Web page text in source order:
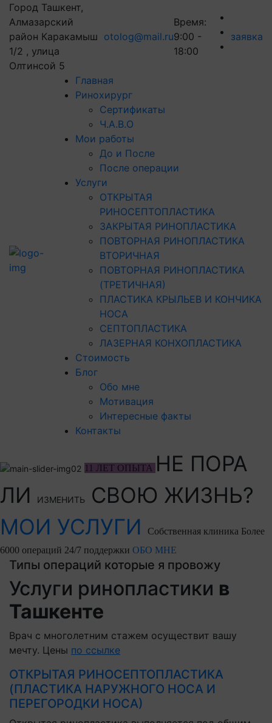
Город Ташкент,
Алмазарский
район Каракамыш
1/2 , улица
Олтинсой 5
otolog@mail.ru
Время:
9:00 -
18:00
заявка
Главная
Ринохирург
Сертификаты
Ч.А.В.О
Мои работы
До и После
После операции
Услуги
ОТКРЫТАЯ
РИНОСЕПТОПЛАСТИКА
ЗАКРЫТАЯ РИНОПЛАСТИКА
ПОВТОРНАЯ РИНОПЛАСТИКА
ВТОРИЧНАЯ
ПОВТОРНАЯ РИНОПЛАСТИКА
(ТРЕТИЧНАЯ)
ПЛАСТИКА КРЫЛЬЕВ И КОНЧИКА
НОСА
СЕПТОПЛАСТИКА
ЛАЗЕРНАЯ КОНХОПЛАСТИКА
Стоимость
Блог
Обо мне
Мотивация
Интересные факты
Контакты
11 ЛЕТ ОПЫТА НЕ ПОРА
ЛИ
ИЗМЕНИТЬ
СВОЮ ЖИЗНЬ?
МОИ УСЛУГИ
Собственная клиника Более
6000 операций 24/7 поддержки ОБО МНЕ
Типы операций которые я провожу
Услуги ринопластики в
Ташкенте
Врач с многолетним стажем осуществит вашу
мечту. Цены по ссылке
ОТКРЫТАЯ РИНОСЕПТОПЛАСТИКА
(ПЛАСТИКА НАРУЖНОГО НОСА И
ПЕРЕГОРОДКИ НОСА)